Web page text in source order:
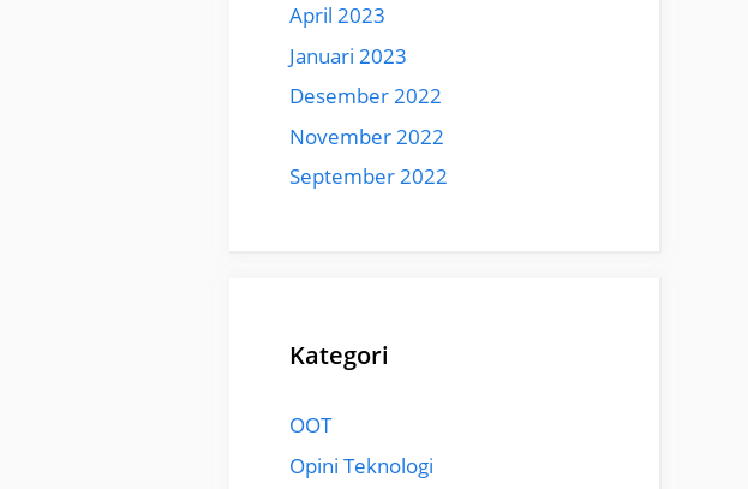
April 2023
Januari 2023
Desember 2022
November 2022
September 2022
Kategori
OOT
Opini Teknologi